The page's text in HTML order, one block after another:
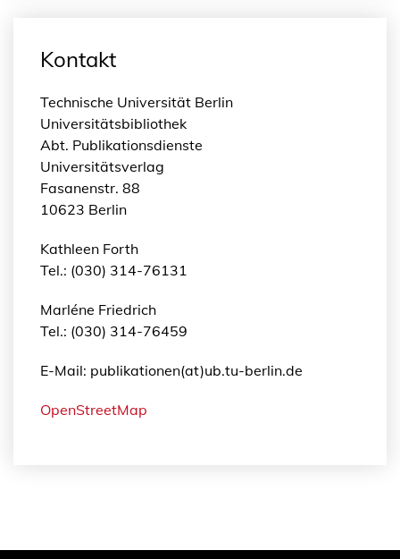
Kontakt
Technische Universität Berlin
Universitätsbibliothek
Abt. Publikationsdienste
Universitätsverlag
Fasanenstr. 88
10623 Berlin
Kathleen Forth
Tel.: (030) 314-76131
Marléne Friedrich
Tel.: (030) 314-76459
E-Mail: publikationen(at)ub.tu-berlin.de
OpenStreetMap